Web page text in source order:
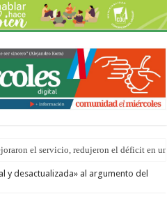
el servicio, redujeron el déficit en
de reconstrucción torácica en el
y desactualizada» al argumento del